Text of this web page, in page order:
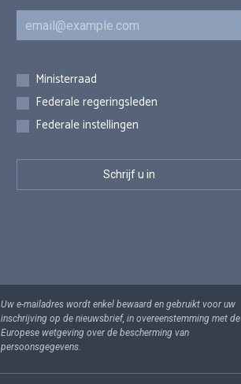
E-mail
Inschrijvingen
Ministerraad
Federale regeringsleden
Federale instellingen
Uw e-mailadres wordt enkel bewaard en gebruikt voor uw
inschrijving op de nieuwsbrief, in overeenstemming met de
Europese wetgeving over de bescherming van
persoonsgegevens.